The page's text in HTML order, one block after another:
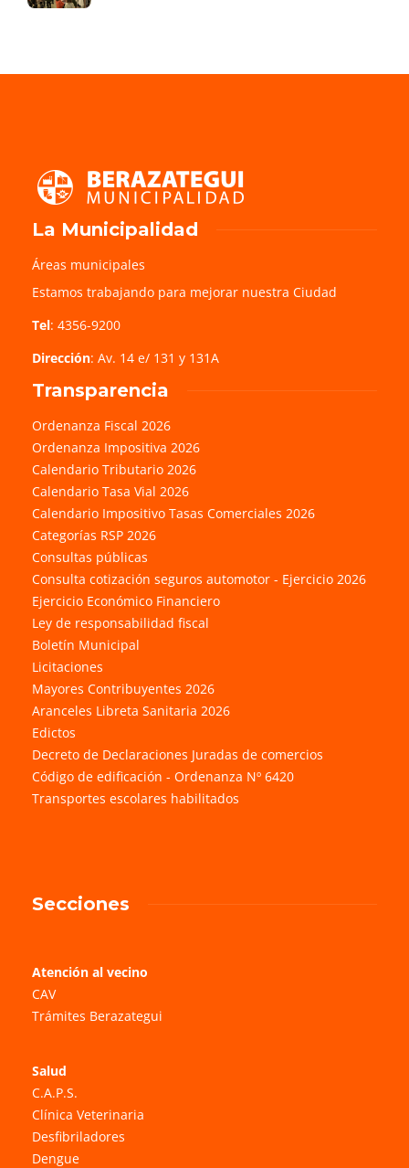
La Municipalidad
Áreas municipales
Estamos trabajando para mejorar nuestra Ciudad
Tel: 4356-9200
Dirección: Av. 14 e/ 131 y 131A
Transparencia
Ordenanza Fiscal 2026
Ordenanza Impositiva 2026
Calendario Tributario 2026
Calendario Tasa Vial 2026
Calendario Impositivo Tasas Comerciales 2026
Categorías RSP 2026
Consultas públicas
Consulta cotización seguros automotor - Ejercicio 2026
Ejercicio Económico Financiero
Ley de responsabilidad fiscal
Boletín Municipal
Licitaciones
Mayores Contribuyentes 2026
Aranceles Libreta Sanitaria 2026
Edictos
Decreto de Declaraciones Juradas de comercios
Código de edificación - Ordenanza Nº 6420
Transportes escolares habilitados
Secciones
Atención al vecino
CAV
Trámites Berazategui
Salud
C.A.P.S.
Clínica Veterinaria
Desfibriladores
Dengue